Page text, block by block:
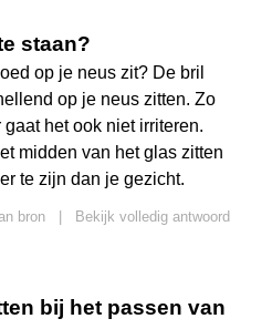
staan?
op je neus zit? De bril
op je neus zitten. Zo
het ook niet irriteren.
midden van het glas zitten
te zijn dan je gezicht.
bron
Bekijk volledig antwoord
bij het passen van